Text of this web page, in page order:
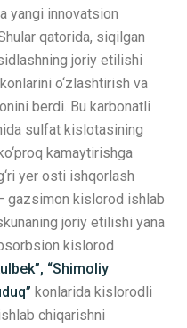
yangi innovatsion
qatorida, siqilgan
joriy etilishi
o‘zlashtirish va
berdi. Bu karbonatli
sulfat kislotasining
kamaytirishga
yer osti ishqorlash
gazsimon kislorod ishlab
joriy etilishi yana
kislorod
“Shimoliy
konlarida kislorodli
chiqarishni